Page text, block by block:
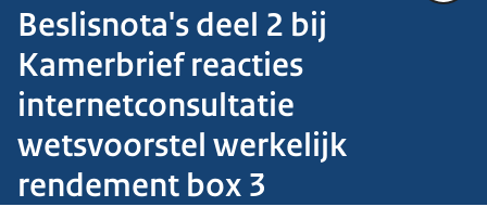
Beslisnota's deel 2 bij
Kamerbrief reacties
internetconsultatie
wetsvoorstel werkelijk
rendement box 3